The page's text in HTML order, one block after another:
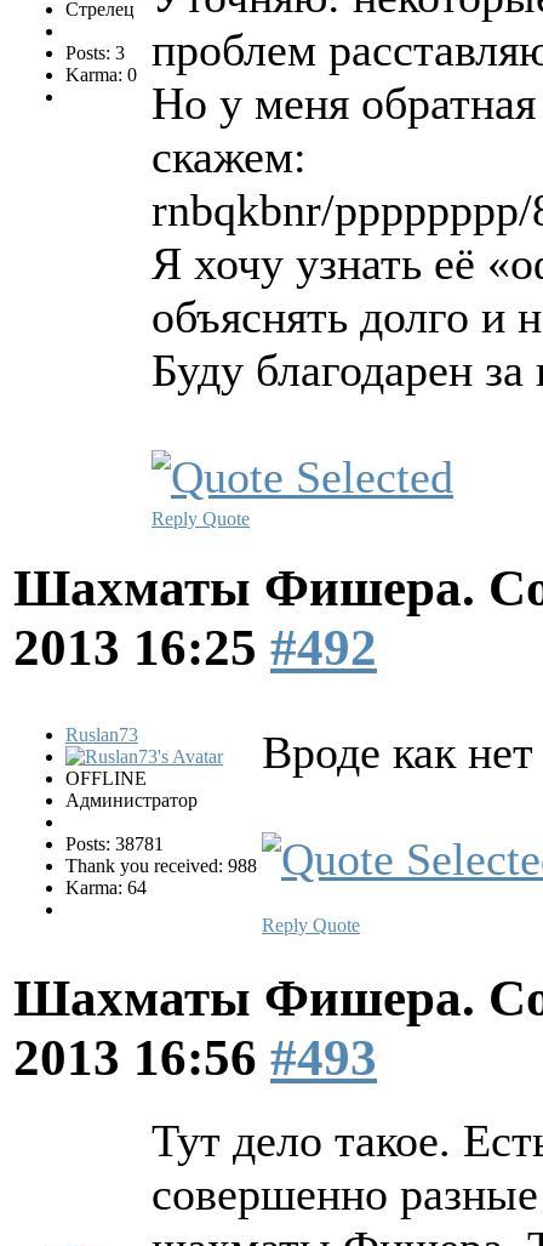
Стрелец
Posts: 3
Karma: 0
проблем
Но у меня
скажем:
rnbqkbnr/
Я хочу узнать её
объяснять долго и
Буду благодарен
Reply Quote
Шахматы Фишера.
2013 16:25 #492
Ruslan73
OFFLINE
Администратор
Posts: 38781
Thank you received: 988
Karma: 64
Вроде как
Reply Quote
Шахматы Фишера.
2013 16:56 #493
Тут дело такое.
совершенно